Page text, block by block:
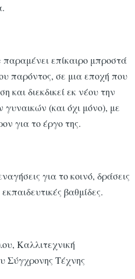
επίκαιρο μπροστά
παρόντος, σε μια εποχή που
και διεκδικεί εκ νέου την
γυναικών (και όχι μόνο), με
για το έργο της.
για το κοινό, δράσεις
βαθμίδες.
Καλλιτεχνική
Σύγχρονης Τέχνης